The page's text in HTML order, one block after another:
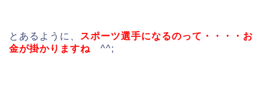
とあるように、
スポーツ選手になるのって・・・・お
金が掛かりますね ^^;